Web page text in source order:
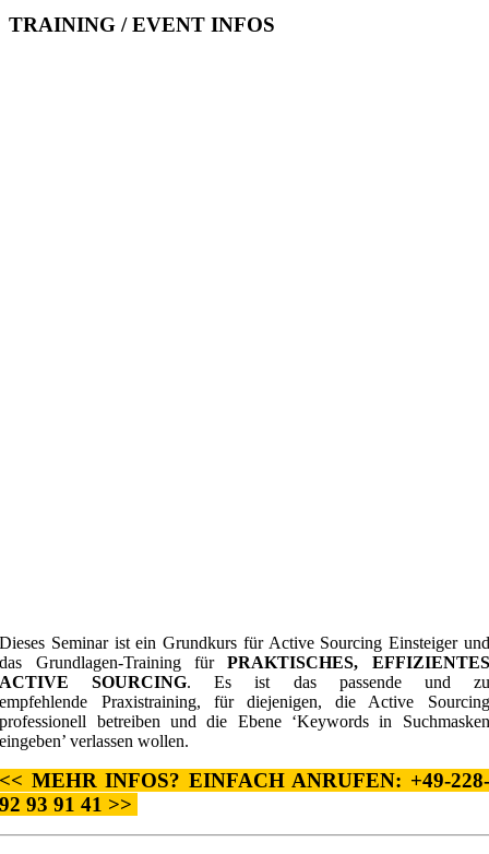
TRAINING / EVENT INFOS
Dieses Seminar ist ein Grundkurs für Active Sourcing Einsteiger und
das Grundlagen-Training fürPRAKTISCHES, EFFIZIENTES
ACTIVE SOURCING. Es ist das passende und zu
empfehlende Praxistraining, für diejenigen, die Active Sourcing
professionell betreiben und die Ebene ‘Keywords in Suchmasken
eingeben’ verlassen wollen.
<< MEHR INFOS? EINFACH ANRUFEN: +49-228-
92 93 91 41 >>